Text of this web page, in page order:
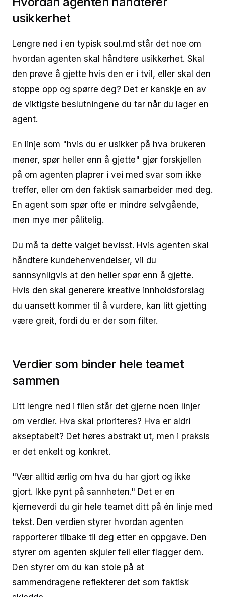
usikkerhet
Lengre ned i en typisk soul.md står det noe om
hvordan agenten skal håndtere usikkerhet. Skal
den prøve å gjette hvis den er i tvil, eller skal den
stoppe opp og spørre deg? Det er kanskje en av
de viktigste beslutningene du tar når du lager en
agent.
En linje som "hvis du er usikker på hva brukeren
mener, spør heller enn å gjette" gjør forskjellen
på om agenten plaprer i vei med svar som ikke
treffer, eller om den faktisk samarbeider med deg.
En agent som spør ofte er mindre selvgående,
men mye mer pålitelig.
Du må ta dette valget bevisst. Hvis agenten skal
håndtere kundehenvendelser, vil du
sannsynligvis at den heller spør enn å gjette.
Hvis den skal generere kreative innholdsforslag
du uansett kommer til å vurdere, kan litt gjetting
være greit, fordi du er der som filter.
Verdier som binder hele teamet
sammen
Litt lengre ned i filen står det gjerne noen linjer
om verdier. Hva skal prioriteres? Hva er aldri
akseptabelt? Det høres abstrakt ut, men i praksis
er det enkelt og konkret.
"Vær alltid ærlig om hva du har gjort og ikke
gjort. Ikke pynt på sannheten." Det er en
kjerneverdi du gir hele teamet ditt på én linje med
tekst. Den verdien styrer hvordan agenten
rapporterer tilbake til deg etter en oppgave. Den
styrer om agenten skjuler feil eller flagger dem.
Den styrer om du kan stole på at
sammendragene reflekterer det som faktisk